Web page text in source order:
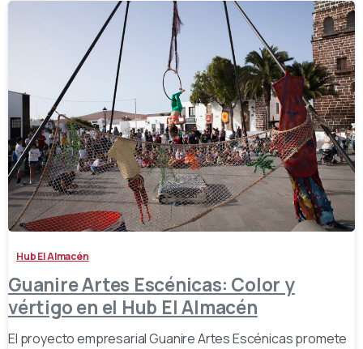
-
Hub El Almacén
Guanire Artes Escénicas: Color y
vértigo en el Hub El Almacén
El proyecto empresarial Guanire Artes Escénicas promete